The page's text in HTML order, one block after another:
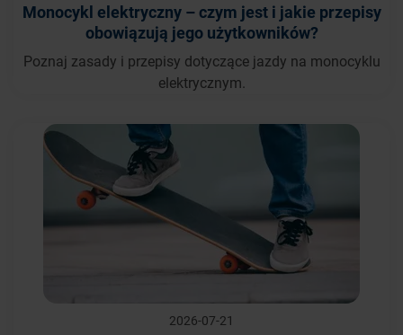
Monocykl elektryczny – czym jest i jakie przepisy
obowiązują jego użytkowników?
Poznaj zasady i przepisy dotyczące jazdy na monocyklu
elektrycznym.
2026-07-21